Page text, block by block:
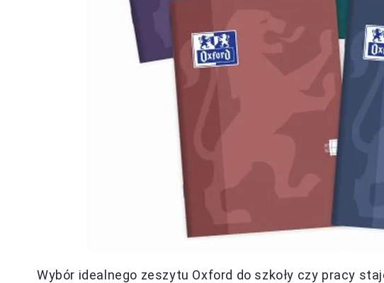
Wybór idealnego zeszytu Oxford do szkoły czy pracy